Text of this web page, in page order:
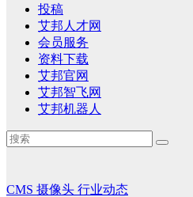
投稿
艾邦人才网
会员服务
资料下载
艾邦官网
艾邦智飞网
艾邦机器人
CMS 摄像头 行业动态